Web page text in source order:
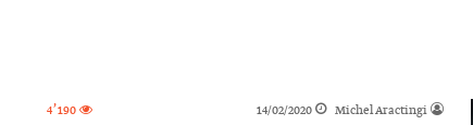
Michel Aractingi
14/02/2020
4٬190